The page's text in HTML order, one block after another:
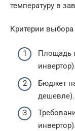
температуру в
Критерии
Площадь
инвертор).
Бюджет
дешевле).
инвертор).